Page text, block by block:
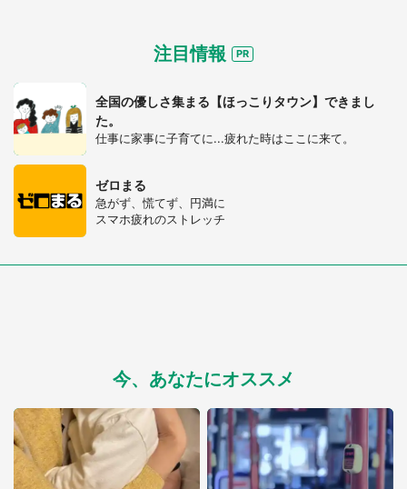
注目情報
全国の優しさ集まる【ほっこりタウン】できまし
た。
仕事に家事に子育てに...疲れた時はここに来て。
ゼロまる
急がず、慌てず、円満に
スマホ疲れのストレッチ
今、あなたにオススメ